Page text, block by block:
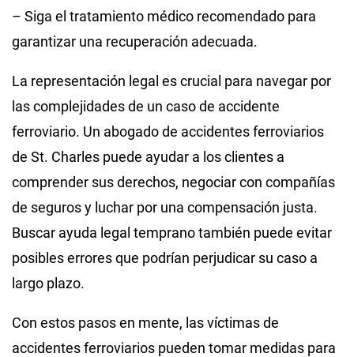
– Siga el tratamiento médico recomendado para
garantizar una recuperación adecuada.
La representación legal es crucial para navegar por
las complejidades de un caso de accidente
ferroviario. Un abogado de accidentes ferroviarios
de St. Charles puede ayudar a los clientes a
comprender sus derechos, negociar con compañías
de seguros y luchar por una compensación justa.
Buscar ayuda legal temprano también puede evitar
posibles errores que podrían perjudicar su caso a
largo plazo.
Con estos pasos en mente, las víctimas de
accidentes ferroviarios pueden tomar medidas para